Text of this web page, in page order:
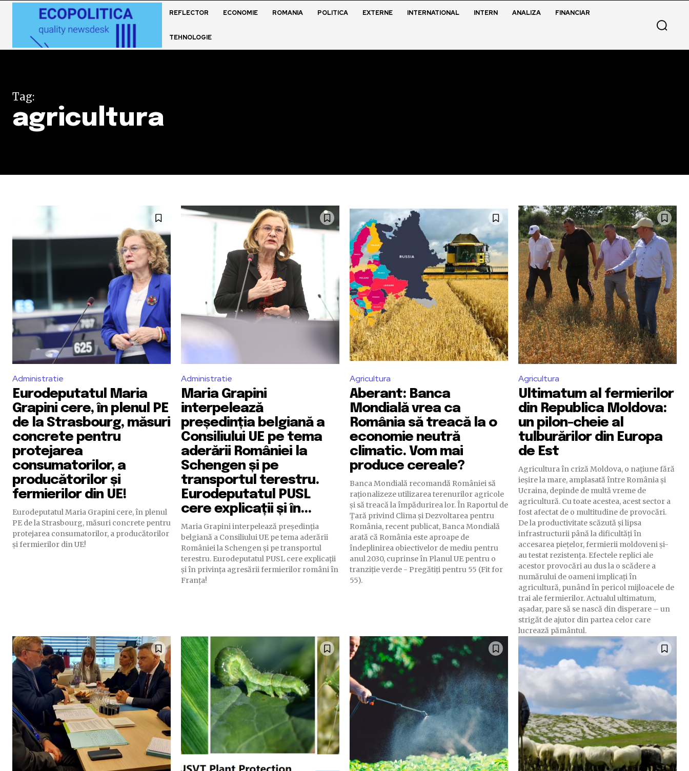
REFLECTOR ECONOMIE ROMANIA POLITICA EXTERNE INTERNATIONAL INTERN ANALIZA FINANCIAR
TEHNOLOGIE
Tag:
agricultura
Administratie
Eurodeputatul Maria
Grapini cere, în plenul PE
de la Strasbourg, măsuri
concrete pentru
protejarea
consumatorilor, a
producătorilor și
fermierilor din UE!
Eurodeputatul Maria Grapini cere, în plenul
PE de la Strasbourg, măsuri concrete pentru
protejarea consumatorilor, a producătorilor
și fermierilor din UE!
Administratie
Maria Grapini
interpelează
președinția belgiană a
Consiliului UE pe tema
aderării României la
Schengen și pe
transportul terestru.
Eurodeputatul PUSL
cere explicații și în...
Maria Grapini interpelează președinția
belgiană a Consiliului UE pe tema aderării
României la Schengen și pe transportul
terestru. Eurodeputatul PUSL cere explicații
și în privința agresării fermierilor români în
Franța!
Agricultura
Aberant: Banca
Mondială vrea ca
România să treacă la o
economie neutră
climatic. Vom mai
produce cereale?
Banca Mondială recomandă României să
raționalizeze utilizarea terenurilor agricole
și să treacă la împădurirea lor. În Raportul de
Țară privind Clima și Dezvoltarea pentru
România, recent publicat, Banca Mondială
arată că România este aproape de
îndeplinirea obiectivelor de mediu pentru
anul 2030, cuprinse în Planul UE pentru o
tranziție verde - Pregătiți pentru 55 (Fit for
55).
Agricultura
Ultimatum al fermierilor
din Republica Moldova:
un pilon-cheie al
tulburărilor din Europa
de Est
Agricultura în criză Moldova, o națiune fără
ieșire la mare, amplasată între România și
Ucraina, depinde de multă vreme de
agricultură. Cu toate acestea, acest sector a
fost afectat de o multitudine de provocări.
De la productivitate scăzută și lipsa
infrastructurii până la dificultăți în
accesarea piețelor, fermierii moldoveni și-
au testat rezistența. Efectele replici ale
acestor provocări au dus la o scădere a
numărului de oameni implicați în
agricultură, punând în pericol mijloacele de
trai ale fermierilor. Actualul ultimatum,
așadar, pare să se nască din disperare – un
strigăt de ajutor din partea celor care
lucrează pământul.